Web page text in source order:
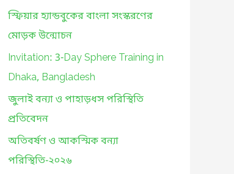
f
o
r
:
স্ফিয়ার হ্যান্ডবুকের বাংলা সংস্করণের
মোড়ক উন্মোচন
Invitation: 3-Day Sphere Training in
Dhaka, Bangladesh
জুলাই বন্যা ও পাহাড়ধস পরিস্থিতি
প্রতিবেদন
অতিবর্ষণ ও আকস্মিক বন্যা
পরিস্থিতি-২০২৬